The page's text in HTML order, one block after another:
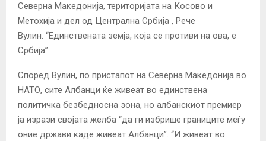
Северна Македонија, територијата на Косово и
Метохија и дел од Централна Србија , Рече
Вулин. “Единствената земја, која се противи на ова, е
Србија”.
Според Вулин, по пристапот на Северна Македонија во
НАТО, сите Албанци ќе живеат во единствена
политичка безбедносна зона, но албанскиот премиер
ја изрази својата желба “да ги избрише границите меѓу
оние држави каде живеат Албанци”. “И живеат во